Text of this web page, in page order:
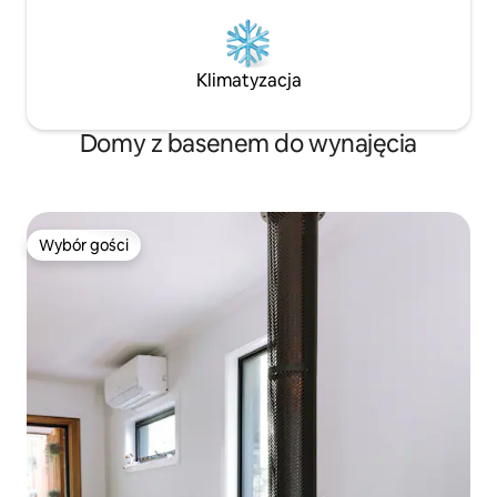
Klimatyzacja
Domy z basenem do wynajęcia
Wybór gości
Wybór gości